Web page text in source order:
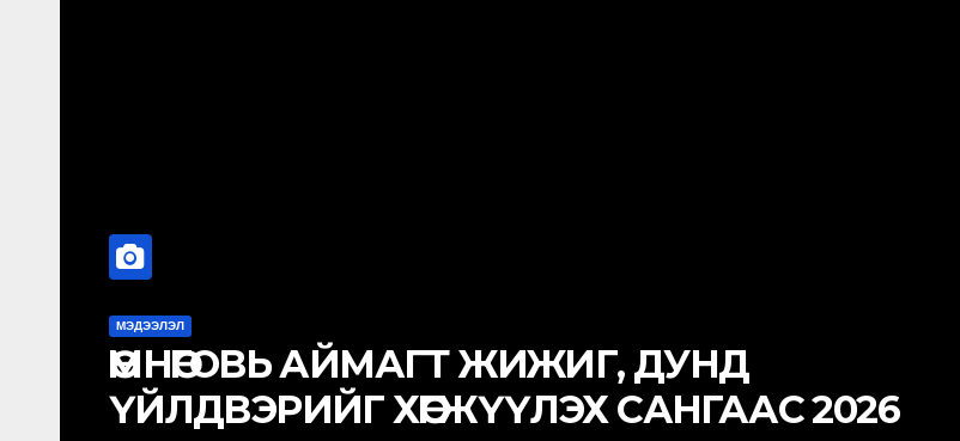
МЭДЭЭЛЭЛ
Албан хаагчийн ажлын гүйцэтгэлийг үнэлэх
журам